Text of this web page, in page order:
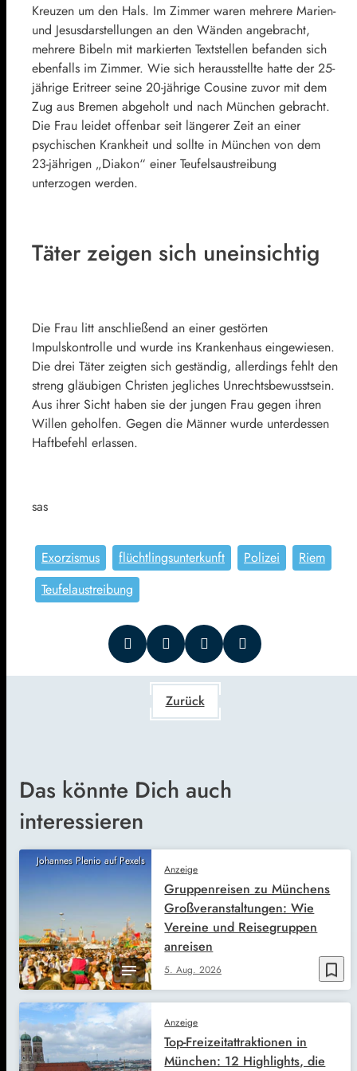
Kreuzen um den Hals. Im Zimmer waren mehrere Marien-
und Jesusdarstellungen an den Wänden angebracht,
mehrere Bibeln mit markierten Textstellen befanden sich
ebenfalls im Zimmer. Wie sich herausstellte hatte der 25-
jährige Eritreer seine 20-jährige Cousine zuvor mit dem
Zug aus Bremen abgeholt und nach München gebracht.
Die Frau leidet offenbar seit längerer Zeit an einer
psychischen Krankheit und sollte in München von dem
23-jährigen „Diakon“ einer Teufelsaustreibung
unterzogen werden.
Täter zeigen sich uneinsichtig
Die Frau litt anschließend an einer gestörten
Impulskontrolle und wurde ins Krankenhaus eingewiesen.
Die drei Täter zeigten sich geständig, allerdings fehlt den
streng gläubigen Christen jegliches Unrechtsbewusstsein.
Aus ihrer Sicht haben sie der jungen Frau gegen ihren
Willen geholfen. Gegen die Männer wurde unterdessen
Haftbefehl erlassen.
sas
Exorzismus flüchtlingsunterkunft Polizei
Riem
Teufelaustreibung
Zurück
Das könnte Dich auch
interessieren
Johannes Plenio auf Pexels
bookmark_border
Anzeige
5. Aug. 2026
Gruppenreisen zu Münchens
Großveranstaltungen: Wie
Vereine und Reisegruppen
anreisen
Anzeige
Top-Freizeitattraktionen in
München: 12 Highlights, die